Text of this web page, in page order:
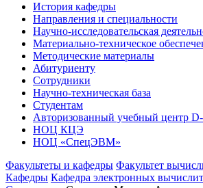
История кафедры
Направления и специальности
Научно-исследовательская
Материально-техническое
Методические материалы
Абитуриенту
Сотрудники
Научно-техническая база
Студентам
Авторизованный учебный центр
НОЦ КЦЭ
НОЦ «СпецЭВМ»
Факультеты и кафедры Факультет
Кафедры Кафедра электронных